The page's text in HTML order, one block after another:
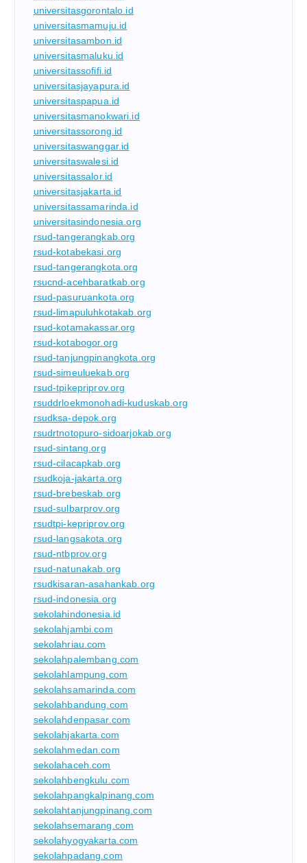
universitasgorontalo.id
universitasmamuju.id
universitasambon.id
universitasmaluku.id
universitassofifi.id
universitasjayapura.id
universitaspapua.id
universitasmanokwari.id
universitassorong.id
universitaswanggar.id
universitaswalesi.id
universitassalor.id
universitasjakarta.id
universitassamarinda.id
universitasindonesia.org
rsud-tangerangkab.org
rsud-kotabekasi.org
rsud-tangerangkota.org
rsucnd-acehbaratkab.org
rsud-pasuruankota.org
rsud-limapuluhkotakab.org
rsud-kotamakassar.org
rsud-kotabogor.org
rsud-tanjungpinangkota.org
rsud-simeuluekab.org
rsud-tpikepriprov.org
rsuddrloekmonohadi-kuduskab.org
rsudksa-depok.org
rsudrtnotopuro-sidoarjokab.org
rsud-sintang.org
rsud-cilacapkab.org
rsudkoja-jakarta.org
rsud-brebeskab.org
rsud-sulbarprov.org
rsudtpi-kepriprov.org
rsud-langsakota.org
rsud-ntbprov.org
rsud-natunakab.org
rsudkisaran-asahankab.org
rsud-indonesia.org
sekolahindonesia.id
sekolahjambi.com
sekolahriau.com
sekolahpalembang.com
sekolahlampung.com
sekolahsamarinda.com
sekolahbandung.com
sekolahdenpasar.com
sekolahjakarta.com
sekolahmedan.com
sekolahaceh.com
sekolahbengkulu.com
sekolahpangkalpinang.com
sekolahtanjungpinang.com
sekolahsemarang.com
sekolahyogyakarta.com
sekolahpadang.com